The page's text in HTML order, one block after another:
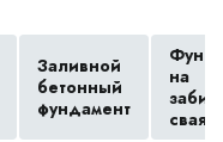
Заливной
бетонный
фундамент
на
сваях